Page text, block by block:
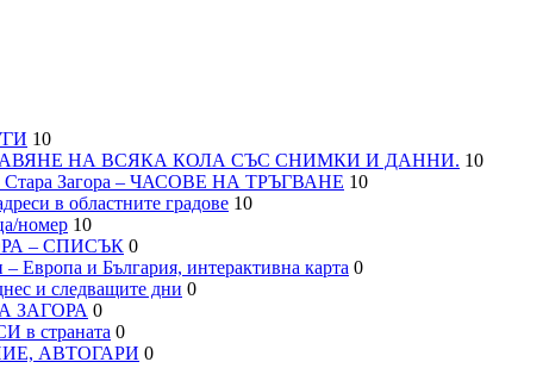
10
НА ВСЯКА КОЛА СЪС СНИМКИ И ДАННИ. 10
Загора – ЧАСОВЕ НА ТРЪГВАНЕ 10
в областните градове 10
номер 10
– СПИСЪК 0
и България, интерактивна карта 0
и следващите дни 0
ЗАГОРА 0
страната 0
АВТОГАРИ 0